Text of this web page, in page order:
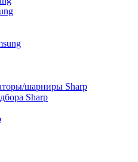
шарниры Sharp
Sharp